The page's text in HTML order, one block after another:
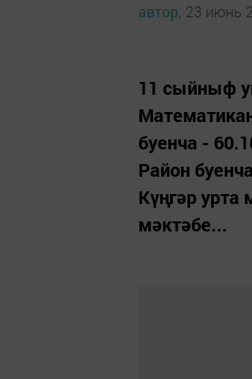
автор, 23 июнь
11 сыйныф
буенча -
Район
Күңгәр
мәктәбе...